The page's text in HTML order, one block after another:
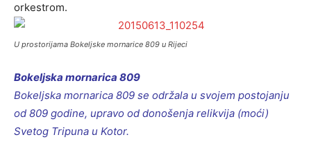
orkestrom.
U prostorijama Bokeljske mornarice 809 u Rijeci
Bokeljska mornarica 809
Bokeljska mornarica 809 se održala u svojem postojanju
od 809 godine, upravo od donošenja relikvija (moći)
Svetog Tripuna u Kotor.